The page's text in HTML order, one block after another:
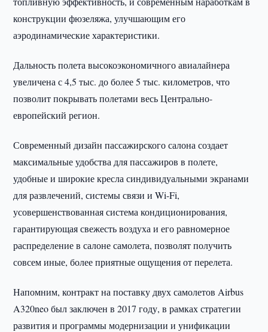
конструкции фюзеляжа, улучшающим его
аэродинамические характеристики.
Дальность полета высокоэкономичного авиалайнера
увеличена с 4,5 тыс. до более 5 тыс. километров, что
позволит покрывать полетами весь Центрально-
европейский регион.
Современный дизайн пассажирского салона создает
максимальные удобства для пассажиров в полете,
удобные и широкие кресла синдивидуальными экранами
для развлечений, системы связи и Wi-Fi,
усовершенствованная система кондиционирования,
гарантирующая свежесть воздуха и его равномерное
распределение в салоне самолета, позволят получить
совсем иные, более приятные ощущения от перелета.
Напомним, контракт на поставку двух самолетов Airbus
A320neo был заключен в 2017 году, в рамках стратегии
развития и программы модернизации и унификации